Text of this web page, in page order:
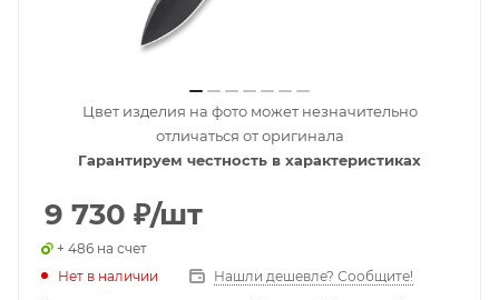
Цвет изделия на фото может незначительно
отличаться от оригинала
Гарантируем честность в характеристиках
9 730 ₽/шт
+ 486 на счет
Нет в наличии
Нашли дешевле? Сообщите!